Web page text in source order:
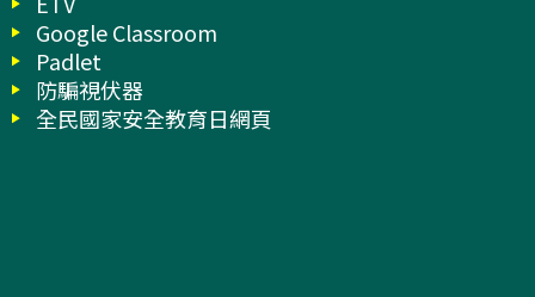
Google Classroom
Padlet
防騙視伏器
全民國家安全教育日網頁